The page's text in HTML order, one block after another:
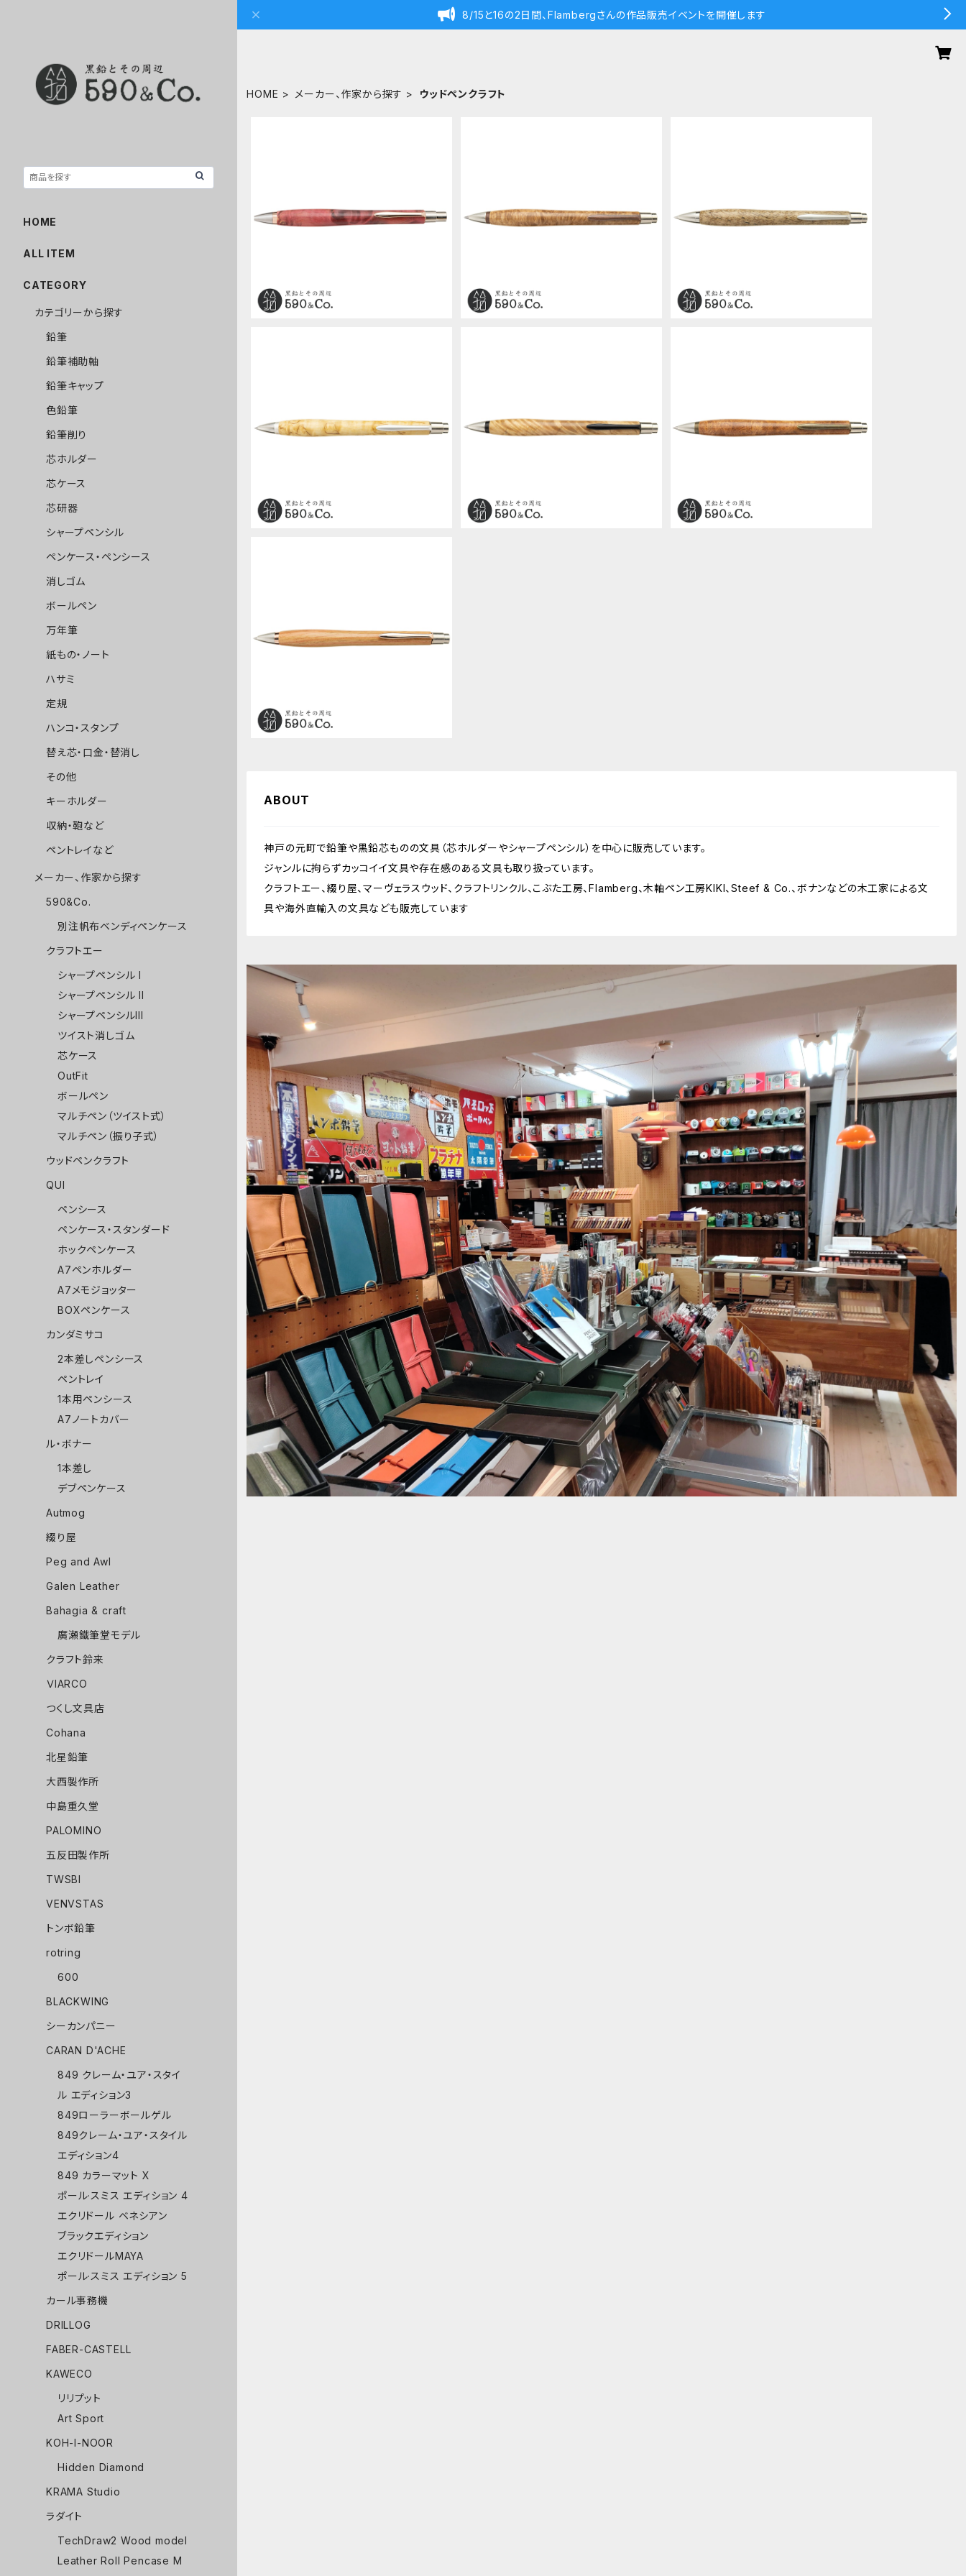
8/15と16の2日間、Flambergさんの作品販売イベントを開催します
HOME メーカー、作家から探す ウッドペンクラフト
【WoodPen Craft/ウッドペンクラフ
ト】Craft-P01 ボールペン (バックア
【WoodPen Craft/ウッドペンクラフ
ト】Craft-P01 ボールペン (メープル
【WoodPen Craft/ウッドペンクラフ
ト】Craft-P01 ボールペン (ハワイア
【WoodPen Craft/ウッドペンクラフ
ト】Craft-P01 ボールペン (シダレカ
【WoodPen Craft/ウッドペンクラフ
ト】Craft-P01 ボールペン (シルバー
【WoodPen Craft/ウッドペンクラフ
ト】Craft-P01 ボールペン (花梨バー
【WoodPen Craft/ウッドペンクラフ
ト】Craft-P01 ボールペン (チューリ
ABOUT
神戸の元町で鉛筆や黒鉛芯ものの文具（芯ホルダーやシャープペンシル）を中心に販売しています。
ジャンルに拘らずカッコイイ文具や存在感のある文具も取り扱っています。
クラフトエー、綴り屋、マーヴェラスウッド、クラフトリンクル、こぶた工房、Flamberg、木軸ペン工房KIKI、Steef & Co.、ボナンなどの木工家による文
具や海外直輸入の文具なども販売しています
HOME
ALL ITEM
CATEGORY
カテゴリーから探す
鉛筆
鉛筆補助軸
鉛筆キャップ
色鉛筆
鉛筆削り
芯ホルダー
芯ケース
芯研器
シャープペンシル
ペンケース・ペンシース
消しゴム
ボールペン
万年筆
紙もの・ノート
ハサミ
定規
ハンコ・スタンプ
替え芯・口金・替消し
その他
キーホルダー
収納・鞄など
ペントレイなど
メーカー、作家から探す
590&Co.
別注帆布ベンディペンケース
クラフトエー
シャープペンシル I
シャープペンシル II
シャープペンシルIII
ツイスト消しゴム
芯ケース
OutFit
ボールペン
マルチペン（ツイスト式）
マルチペン（振り子式）
ウッドペンクラフト
QUI
ペンシース
ペンケース・スタンダード
ホックペンケース
A7ペンホルダー
A7メモジョッター
BOXペンケース
カンダミサコ
2本差しペンシース
ペントレイ
1本用ペンシース
A7ノートカバー
ル・ボナー
1本差し
デブペンケース
Autmog
綴り屋
Peg and Awl
Galen Leather
Bahagia & craft
廣瀬鐵筆堂モデル
クラフト鈴来
ＶIARCO
つくし文具店
Cohana
北星鉛筆
大西製作所
中島重久堂
PALOMINO
五反田製作所
TWSBI
VENVSTAS
トンボ鉛筆
rotring
600
BLACKWING
シーカンパニー
CARAN D'ACHE
849 クレーム・ユア・スタイ
ル エディション3
849ローラーボールゲル
849クレーム・ユア・スタイル
エディション4
849 カラーマット X
ポール·スミス エディション 4
エクリドール ベネシアン
ブラックエディション
エクリドールMAYA
ポール·スミス エディション 5
カール事務機
DRILLOG
FABER-CASTELL
KAWECO
リリプット
Art Sport
KOH-I-NOOR
Hidden Diamond
KRAMA Studio
ラダイト
TechDraw2 Wood model
Leather Roll Pencase M